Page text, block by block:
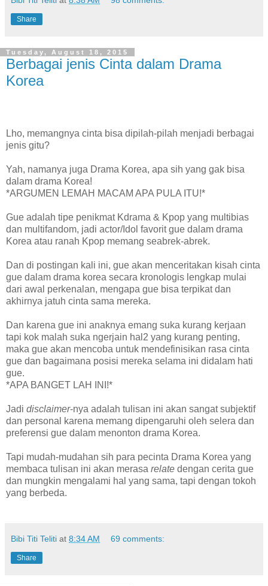
Share
Tuesday, August 18, 2015
Berbagai jenis Cinta dalam Drama
Korea
Lho, memangnya cinta bisa dipilah-pilah menjadi berbagai
jenis gitu?
Yah, namanya juga Drama Korea, apa sih yang gak bisa
dalam drama Korea!
*ARGUMEN LEMAH MACAM APA PULA ITU!*
Gue adalah tipe penikmat Kdrama & Kpop yang multibias
dan multifandom, jadi actor/Idol favorit gue dalam drama
Korea atau ranah Kpop memang seabrek-abrek.
Dan di postingan kali ini, gue akan menceritakan kisah cinta
gue dalam drama korea secara kronologis lengkap mulai
dari awal perkenalan, mengapa gue bisa terpikat dan
akhirnya jatuh cinta sama mereka.
Dan karena gue ini anaknya emang suka kurang kerjaan
tapi kok malah suka ngerjain hal2 yang kurang penting,
maka gue akan mencoba untuk mendefinisikan rasa cinta
gue dan bagaimana posisi mereka selama ini didalam hati
gue.
*APA BANGET LAH INI!*
Jadi disclaimer-nya adalah tulisan ini akan sangat subjektif
dan personal karena memang dipengaruhi oleh selera dan
preferensi gue dalam menonton drama Korea.
Tapi mudah-mudahan sih para pecinta Drama Korea yang
membaca tulisan ini akan merasa relate dengan cerita gue
dan mungkin mengalami hal yang sama, tapi dengan tokoh
yang berbeda.
Bibi Titi Teliti at 8:34 AM 69 comments:
Share